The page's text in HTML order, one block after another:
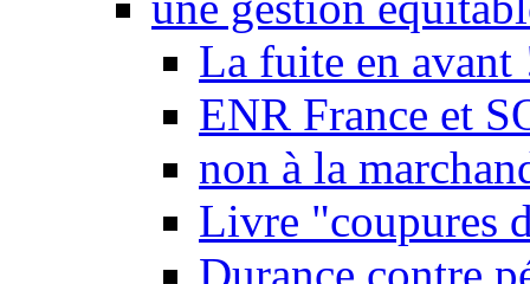
La fuite en avant
ENR France et
non à la
Livre "coupures